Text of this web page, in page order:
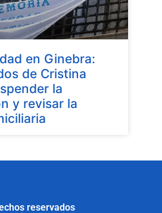
en Ginebra:
de Cristina
la
y revisar la
reservados